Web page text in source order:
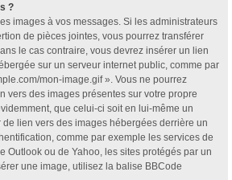
?
images à vos messages. Si les administrateurs
de pièces jointes, vous pourrez transférer
le cas contraire, vous devrez insérer un lien
sur un serveur internet public, comme par
mon-image.gif ». Vous ne pourrez
vers des images présentes sur votre propre
que celui-ci soit en lui-même un
lien vers des images hébergées derrière un
comme par exemple les services de
Outlook ou de Yahoo, les sites protégés par un
une image, utilisez la balise BBCode